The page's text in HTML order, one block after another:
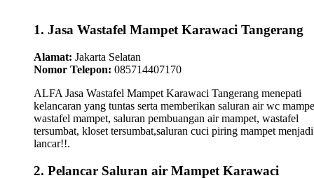
1. Jasa Wastafel Mampet Karawaci Tangerang
Alamat: Jakarta Selatan
Nomor Telepon: 085714407170
ALFA Jasa Wastafel Mampet Karawaci Tangerang menepati
kelancaran yang tuntas serta memberikan saluran air wc
wastafel mampet, saluran pembuangan air mampet, wastafel
tersumbat, kloset tersumbat,saluran cuci piring mampet menjadi
lancar!!.
2. Pelancar Saluran air Mampet Karawaci